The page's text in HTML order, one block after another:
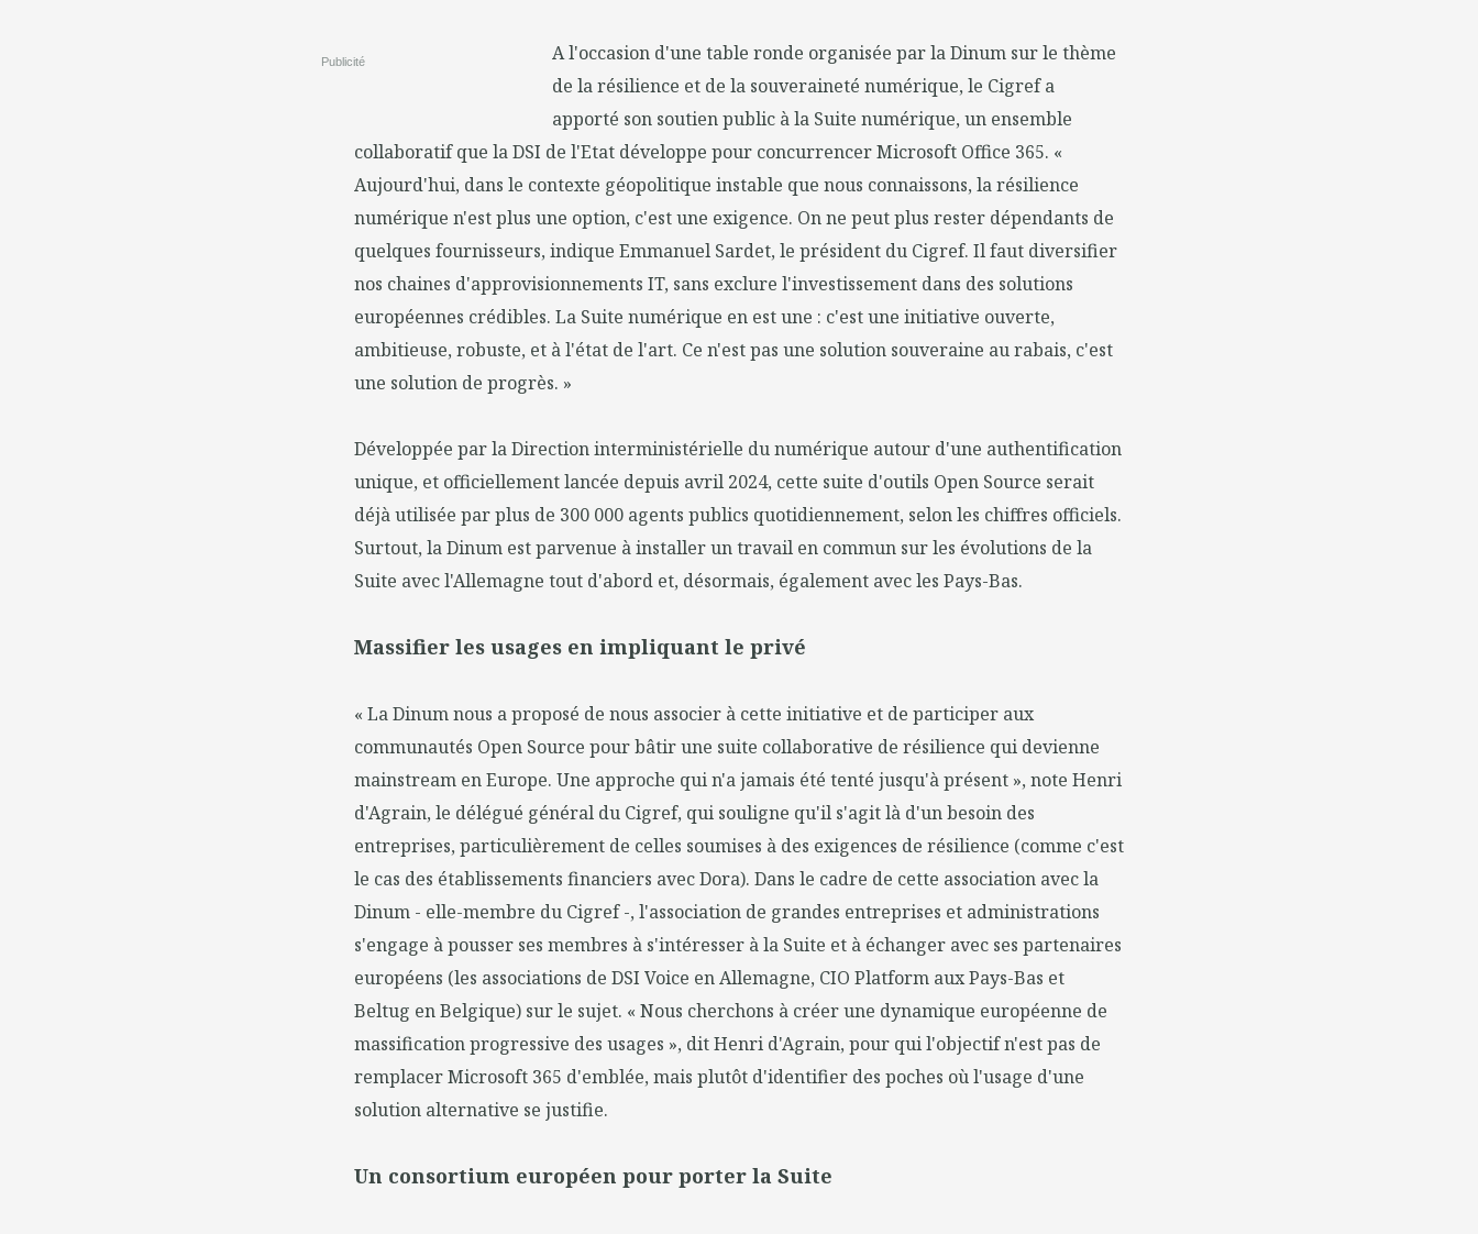
Publicité
A l'occasion d'une table ronde organisée par la Dinum sur le thème
de la résilience et de la souveraineté numérique, le Cigref a
apporté son soutien public à la Suite numérique, un ensemble
collaboratif que la DSI de l'Etat développe pour concurrencer Microsoft Office 365. «
Aujourd'hui, dans le contexte géopolitique instable que nous connaissons, la résilience
numérique n'est plus une option, c'est une exigence. On ne peut plus rester dépendants de
quelques fournisseurs, indique Emmanuel Sardet, le président du Cigref. Il faut diversifier
nos chaines d'approvisionnements IT, sans exclure l'investissement dans des solutions
européennes crédibles. La Suite numérique en est une : c'est une initiative ouverte,
ambitieuse, robuste, et à l'état de l'art. Ce n'est pas une solution souveraine au rabais, c'est
une solution de progrès. »
Développée par la Direction interministérielle du numérique autour d'une authentification
unique, et officiellement lancée depuis avril 2024, cette suite d'outils Open Source serait
déjà utilisée par plus de 300 000 agents publics quotidiennement, selon les chiffres officiels.
Surtout, la Dinum est parvenue à installer un travail en commun sur les évolutions de la
Suite avec l'Allemagne tout d'abord et, désormais, également avec les Pays-Bas.
Massifier les usages en impliquant le privé
« La Dinum nous a proposé de nous associer à cette initiative et de participer aux
communautés Open Source pour bâtir une suite collaborative de résilience qui devienne
mainstream en Europe. Une approche qui n'a jamais été tenté jusqu'à présent », note Henri
d'Agrain, le délégué général du Cigref, qui souligne qu'il s'agit là d'un besoin des
entreprises, particulièrement de celles soumises à des exigences de résilience (comme c'est
le cas des établissements financiers avec Dora). Dans le cadre de cette association avec la
Dinum - elle-membre du Cigref -, l'association de grandes entreprises et administrations
s'engage à pousser ses membres à s'intéresser à la Suite et à échanger avec ses partenaires
européens (les associations de DSI Voice en Allemagne, CIO Platform aux Pays-Bas et
Beltug en Belgique) sur le sujet. « Nous cherchons à créer une dynamique européenne de
massification progressive des usages », dit Henri d'Agrain, pour qui l'objectif n'est pas de
remplacer Microsoft 365 d'emblée, mais plutôt d'identifier des poches où l'usage d'une
solution alternative se justifie.
Un consortium européen pour porter la Suite